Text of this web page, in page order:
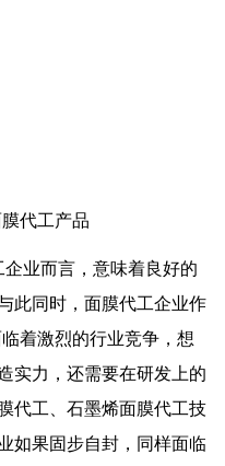
代工产品
业而言，意味着良好的
此同时，面膜代工企业作
着激烈的行业竞争，想
实力，还需要在研发上的
代工、石墨烯面膜代工技
如果固步自封，同样面临